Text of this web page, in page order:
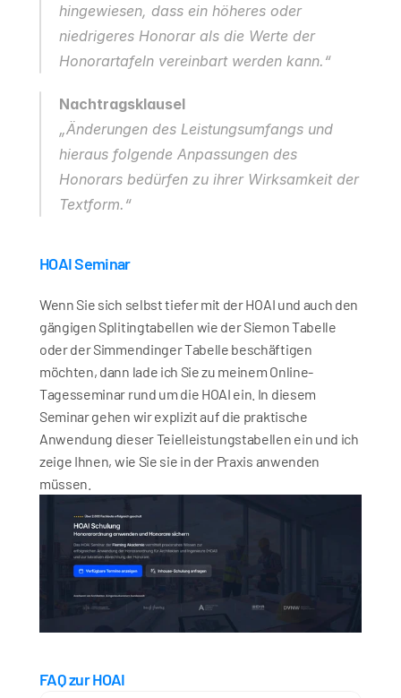
hingewiesen, dass ein höheres oder
niedrigeres Honorar als die Werte der
Honorartafeln vereinbart werden kann.“
Nachtragsklausel
„Änderungen des Leistungsumfangs und
hieraus folgende Anpassungen des
Honorars bedürfen zu ihrer Wirksamkeit der
Textform.“
HOAI Seminar
Wenn Sie sich selbst tiefer mit der HOAI und auch den
gängigen Splitingtabellen wie der Siemon Tabelle
oder der Simmendinger Tabelle beschäftigen
möchten, dann lade ich Sie zu meinem Online-
Tagesseminar rund um die HOAI ein. In diesem
Seminar gehen wir explizit auf die praktische
Anwendung dieser Teielleistungstabellen ein und ich
zeige Ihnen, wie Sie sie in der Praxis anwenden
müssen.
FAQ zur HOAI